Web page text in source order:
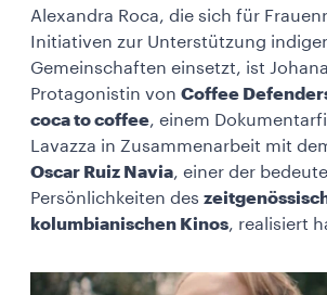
Alexandra Roca, die sich für
Initiativen zur Unterstützung
Gemeinschaften einsetzt, ist
Protagonistin von Coffee
coca to coffee, einem
Lavazza in Zusammenarbeit mit
Oscar Ruiz Navia, einer der
Persönlichkeiten des
kolumbianischen Kinos, realisiert